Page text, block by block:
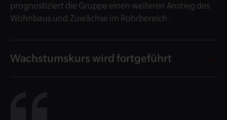
prognostiziert die Gruppe einen weiteren Anstieg des
Wohnbaus und Zuwächse im Rohrbereich.
Wachstumskurs wird fortgeführt